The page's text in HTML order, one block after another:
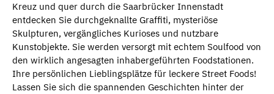
Kreuz und quer durch die Saarbrücker Innenstadt
entdecken Sie durchgeknallte Graffiti, mysteriöse
Skulpturen, vergängliches Kurioses und nutzbare
Kunstobjekte. Sie werden versorgt mit echtem Soulfood von
den wirklich angesagten inhabergeführten Foodstationen.
Ihre persönlichen Lieblingsplätze für leckere Street Foods!
Lassen Sie sich die spannenden Geschichten hinter der